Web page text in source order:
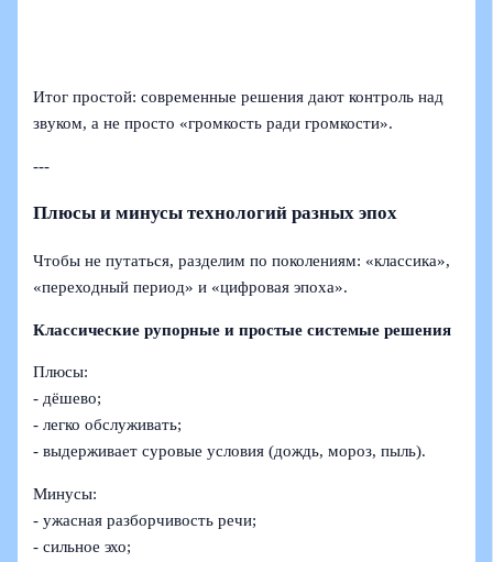
Итог простой: современные решения дают контроль над
звуком, а не просто «громкость ради громкости».
---
Плюсы и минусы технологий разных эпох
Чтобы не путаться, разделим по поколениям: «классика»,
«переходный период» и «цифровая эпоха».
Классические рупорные и простые системые решения
Плюсы:
- дёшево;
- легко обслуживать;
- выдерживает суровые условия (дождь, мороз, пыль).
Минусы:
- ужасная разборчивость речи;
- сильное эхо;